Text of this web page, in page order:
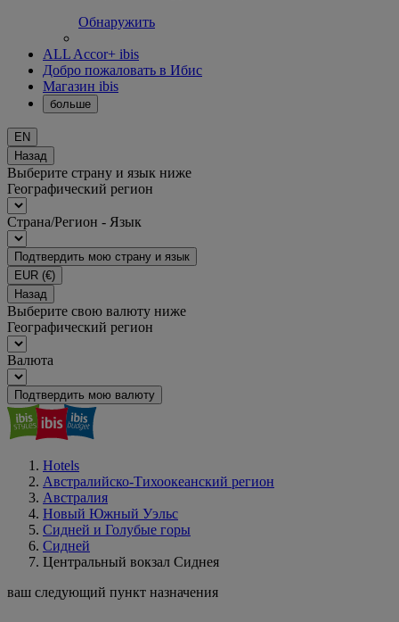
Обнаружить
ALL Accor+ ibis
Добро пожаловать в Ибис
Магазин ibis
больше
EN
Назад
Выберите страну и язык ниже
Географический регион
Страна/Регион - Язык
Подтвердить мою страну и язык
EUR (€)
Назад
Выберите свою валюту ниже
Географический регион
Валюта
Подтвердить мою валюту
Hotels
Австралийско-Тихоокеанский регион
Австралия
Новый Южный Уэльс
Сидней и Голубые горы
Сидней
Центральный вокзал Сиднея
ваш следующий пункт назначения